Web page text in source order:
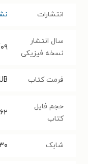
انتشارات
سال انتشار
نسخه فیزیکی
فرمت کتاب
حجم فایل
کتاب
شابک